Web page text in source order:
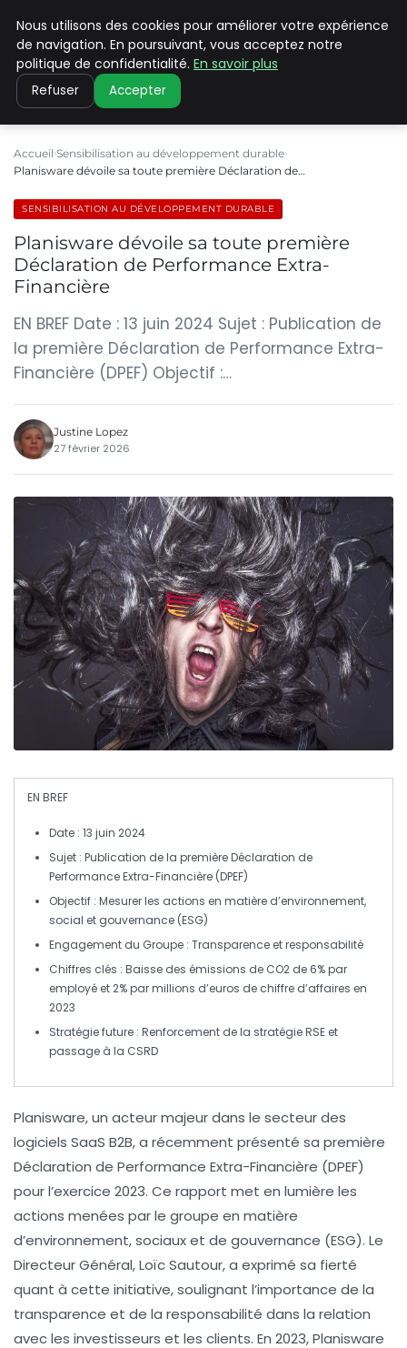
CLIMATE C ADVANCED
Accueil Sensibilisation au développement durable
Planisware dévoile sa toute première Déclaration de…
SENSIBILISATION AU DÉVELOPPEMENT DURABLE
Planisware dévoile sa toute première
Déclaration de Performance Extra-
Financière
EN BREF Date : 13 juin 2024 Sujet : Publication de
la première Déclaration de Performance Extra-
Financière (DPEF) Objectif :…
Justine Lopez
27 février 2026
EN BREF
Date : 13 juin 2024
Sujet : Publication de la premièreDéclaration de
Performance Extra-Financière (DPEF)
Objectif : Mesurer les actions en matière d’environnement,
social et gouvernance (ESG)
Engagement du Groupe : Transparence et responsabilité
Chiffres clés : Baisse des émissions de CO2 de 6% par
employé et 2% par millions d’euros de chiffre d’affaires en
2023
Stratégie future : Renforcement de la stratégieRSE et
passage à la CSRD
Planisware, un acteur majeur dans le secteur des
logiciels SaaS B2B, a récemment présenté sa première
Déclaration de Performance Extra-Financière (DPEF)
pour l’exercice 2023. Ce rapport met en lumière les
actions menées par le groupe en matière
d’environnement, sociaux et de gouvernance (ESG). Le
Directeur Général,Loïc Sautour, a exprimé sa fierté
quant à cette initiative, soulignant l’importance de la
transparence et de la responsabilité dans la relation
avec les investisseurs et les clients. En 2023, Planisware
Nous utilisons des cookies pour améliorer votre expérience
de navigation. En poursuivant, vous acceptez notre
politique de confidentialité. En savoir plus
Refuser Accepter